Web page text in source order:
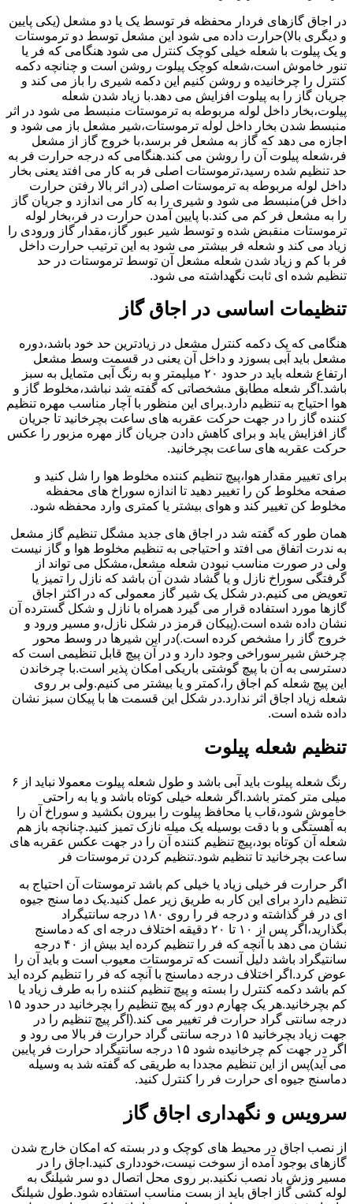
در اجاق گازهای فردار محفظه فر توسط یک یا دو مشعل (یکی پایین
و دیگری بالا)حرارت داده می شود این مشعل توسط دو ترموستات
و یک پیلوت با شعله خیلی کوچک کنترل می شود هنگامی که فر یا
تنور خاموش است،شعله کوچک پیلوت روشن است و چنانچه دکمه
کنترل را چرخانیده و روشن کنیم این دکمه شیری را باز می کند و
جریان گاز را به پیلوت افزایش می دهد.با زیاد شدن شعله
پیلوت،بخار داخل لوله مربوطه به ترموستات منبسط می شود در اثر
منبسط شدن بخار داخل لوله ترموستات،شیر مشعل باز می شود و
اجازه می دهد که گاز به مشعل فر برسد،با خروج گاز از مشعل
فر،شعله پیلوت آن را روشن می کند.هنگامی که درجه حرارت فر به
حد تنظیم شده رسید،ترموستات اصلی فر به کار می افتد یعنی بخار
داخل لوله مربوطه به ترموستات اصلی (در اثر بالا رفتن حرارت
داخل فر)منبسط می شود و شیری را به کار می اندازد و جریان گاز
را به مشعل فر کم می کند.با پایین آمدن حرارت در فر،بخار لوله
ترموستات منقبض شده و توسط شیر عبور گاز،مقدار گاز ورودی را
زیاد می کند و شعله فر بیشتر می شود به این ترتیب حرارت داخل
فر با کم و زیاد شدن شعله مشعل آن توسط ترموستات در حد
تنظیم شده ای ثابت نگهداشته می شود.
تنظیمات اساسی در اجاق گاز
هنگامی که یک دکمه کنترل مشعل در زیادترین حد خود باشد،دوره
مشعل باید آبی بسوزد و داخل آن یعنی در قسمت وسط مشعل
ارتفاع شعله باید در حدود ۲۰ میلیمتر و به رنگ آبی متمایل به سبز
باشد.اگر شعله مطابق مشخصاتی که گفته شد نباشد،مخلوط گاز و
هوا احتیاج به تنظیم دارد.برای این منظور با آچار مناسب مهره تنظیم
کننده گاز را در جهت حرکت عقربه های ساعت بچرخانید تا جریان
گاز افزایش یابد و برای کاهش دادن جریان گاز مهره مزبور را عکس
حرکت عقربه های ساعت بچرخانید.
برای تغییر مقدار هوا،پیچ تنظیم کننده مخلوط هوا را شل کنید و
صفحه مخلوط کن را تغییر دهید تا اندازه سوراخ های محفظه
مخلوط کن تغییر کند و هوای بیشتر یا کمتری وارد محفظه شود.
همان طور که گفته شد در اجاق های جدید مشگل تنظیم گاز مشعل
به ندرت اتفاق می افتد و احتیاجی به تنظیم مخلوط هوا و گاز نیست
ولی در صورت مناسب نبودن شعله مشعل،مشکل می تواند از
گرفتگی سوراخ نازل و یا گشاد شدن آن باشد که نازل را تمیز یا
تعویض می کنیم.در شکل یک شیر گاز معمولی که در اکثر اجاق
گازها مورد استفاده قرار می گیرد همراه با نازل و شکل گسترده آن
نشان داده شده است.(پیکان قرمز در شکل نازل،و مسیر ورود و
خروج گاز را مشخص کرده است.)در این شیرها در وسط محور
چرخش شیر سوراخی وجود دارد و در آن پیچ قابل تنظیمی است که
دسترسی به آن با پیچ گوشتی باریکی امکان پذیر است.با چرخاندن
این پیچ شعله کم اجاق را،کمتر و یا بیشتر می کنیم.ولی بر روی
شعله زیاد اجاق اثر ندارد.در شکل این قسمت ها با پیکان سبز نشان
داده شده است.
تنظیم شعله پیلوت
رنگ شعله پیلوت باید آبی باشد و طول شعله پیلوت معمولا نباید از ۶
میلی متر کمتر باشد.اگر شعله خیلی کوتاه باشد و یا به راحتی
خاموش شود،قاب یا محافظ پیلوت را بیرون بکشید و سوراخ آن را
به آهستگی و با دقت بوسیله یک میله نازک تمیز کنید.چنانچه باز هم
شعله آن کوتاه بود،پیچ تنظیم کننده آن را در جهت عکس عقربه های
ساعت بچرخانید تا تنظیم شود.تنظیم کردن ترموستات فر
اگر حرارت فر خیلی زیاد یا خیلی کم باشد ترموستات آن احتیاج به
تنظیم دارد برای این کار به طریق زیر عمل کنید.یک دما سنج جیوه
ای در فر گذاشته و درجه فر را روی ۱۸۰ درجه سانتیگراد
بگذارید،اگر پس از ۱۰ تا ۲۰ دقیقه اختلاف درجه ای که دماسنج
نشان می دهد با آنچه که فر را تنظیم کرده اید بیش از ۴۰ درجه
سانتیگراد باشد دلیل آنست که ترموستات معیوب است و باید آن را
عوض کرد.اگر اختلاف درجه دماسنج با آنچه که فر را تنظیم کرده اید
کم باشد دکمه کنترل را بسته و پیچ تنظیم کننده را به طرف زیاد یا
کم بچرخانید.هر یک چهارم دور که پیچ تنظیم را بچرخانید در حدود ۱۵
درجه سانتی گراد حرارت فر تغییر می کند.(اگر پیچ تنظیم را در
جهت زیاد بچرخانید ۱۵ درجه سانتی گراد حرارت فر بالا می رود و
اگر در جهت کم چرخانیده شود ۱۵ درجه سانتیگراد حرارت فر پایین
می آید)پس از این تنظیم مجددا به طریقی که گفته شد به وسیله
دماسنج جیوه ای حرارت فر را کنترل کنید.
سرویس و نگهداری اجاق گاز
از نصب اجاق در محیط های کوچک و در بسته که امکان خارج شدن
گازهای بوجود آمده از سوخت نیست،خودداری کنید.اجاق را در
مسیر وزش باد نصب نکنید.بر روی محل اتصال دو سر شیلنگ به
لوله کشی گاز اجاق باید از بست مناسب استفاده شود.طول شیلنگ